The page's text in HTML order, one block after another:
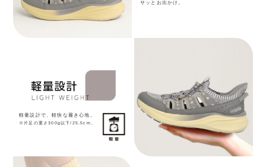
サッとお出かけ。
軽量設計で、軽快な履き心地。
※片足の重さ300g以下/25.5cm。